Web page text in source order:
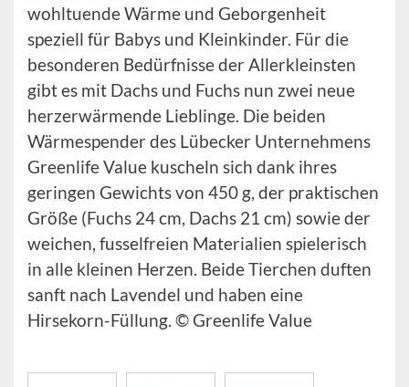
wohltuende Wärme und Geborgenheit
speziell für Babys und Kleinkinder. Für die
besonderen Bedürfnisse der Allerkleinsten
gibt es mit Dachs und Fuchs nun zwei neue
herzerwärmende Lieblinge. Die beiden
Wärmespender des Lübecker Unternehmens
Greenlife Value kuscheln sich dank ihres
geringen Gewichts von 450 g, der praktischen
Größe (Fuchs 24 cm, Dachs 21 cm) sowie der
weichen, fusselfreien Materialien spielerisch
in alle kleinen Herzen. Beide Tierchen duften
sanft nach Lavendel und haben eine
Hirsekorn-Füllung. © Greenlife Value